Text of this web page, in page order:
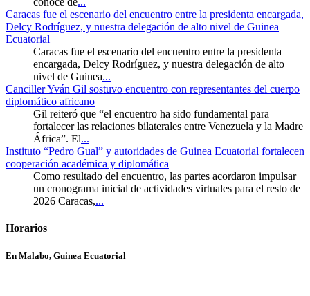
Caracas fue el escenario del encuentro entre la presidenta encargada,
Delcy Rodríguez, y nuestra delegación de alto nivel de Guinea
Ecuatorial
Caracas fue el escenario del encuentro entre la presidenta
encargada, Delcy Rodríguez, y nuestra delegación de alto
nivel de Guinea...
Canciller Yván Gil sostuvo encuentro con representantes del cuerpo
diplomático africano
Gil reiteró que “el encuentro ha sido fundamental para
fortalecer las relaciones bilaterales entre Venezuela y la Madre
África”. El...
Instituto “Pedro Gual” y autoridades de Guinea Ecuatorial fortalecen
cooperación académica y diplomática
Como resultado del encuentro, las partes acordaron impulsar
un cronograma inicial de actividades virtuales para el resto de
2026 Caracas,...
Horarios
En Malabo, Guinea Ecuatorial